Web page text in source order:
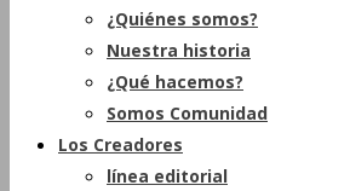
¿Quiénes somos?
Nuestra historia
¿Qué hacemos?
Somos Comunidad
Los Creadores
línea editorial